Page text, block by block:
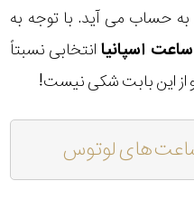
حساب می آید. با توجه به
ساعت اسپانیا انتخابی نسبتاً
از این بابت شکی نیست!
های لوتوس